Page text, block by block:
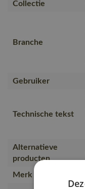
Collectie
Branche
Gebruiker
Technische tekst
Alternatieve
producten
Merk